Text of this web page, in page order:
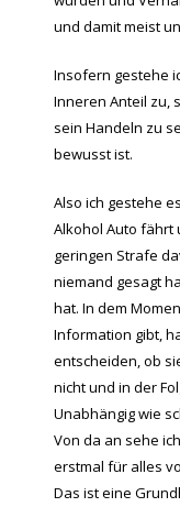
und damit meist
Insofern gestehe
Inneren Anteil zu,
sein Handeln zu
bewusst ist.
Also ich gestehe
Alkohol Auto fährt
geringen Strafe
niemand gesagt
hat. In dem
Information gibt,
entscheiden, ob
nicht und in der
Unabhängig wie
Von da an sehe
erstmal für alles
Das ist eine